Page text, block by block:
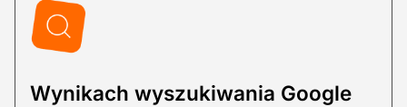
Wynikach wyszukiwania Google